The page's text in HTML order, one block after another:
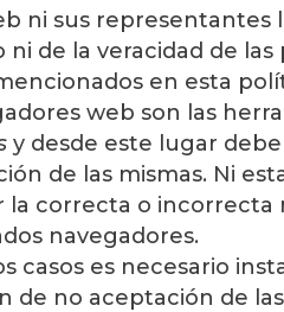
ni sus representantes
ni de la veracidad de
en esta
web son las
y desde este lugar
de las mismas. Ni
la correcta o incorrecta
navegadores.
casos es necesario
de no aceptación de